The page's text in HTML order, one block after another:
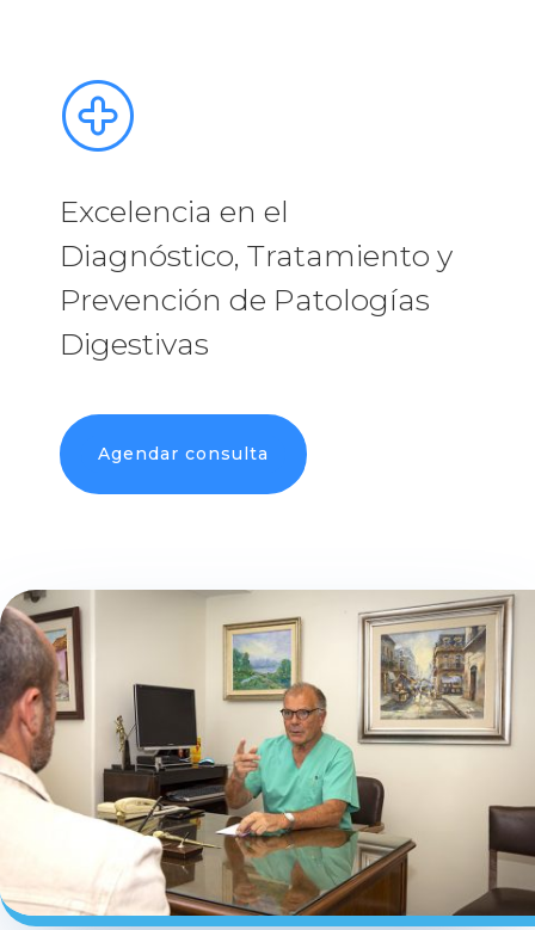
Excelencia en el
Diagnóstico, Tratamiento y
Prevención de Patologías
Digestivas
Agendar consulta